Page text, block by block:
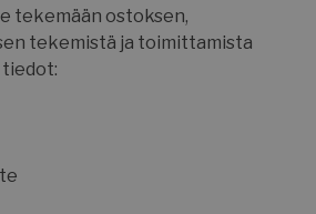
tekemään ostoksen,
tekemistä ja toimittamista